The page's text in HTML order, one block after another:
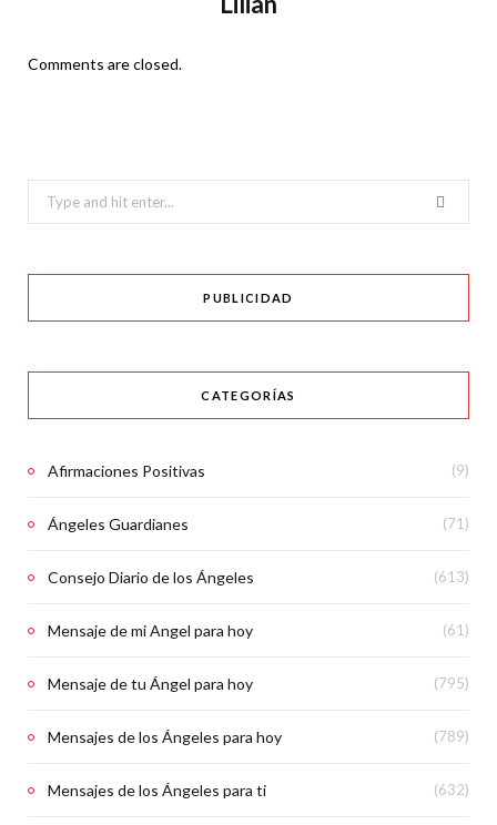
Comments are closed.
Search
for:
PUBLICIDAD
CATEGORÍAS
Afirmaciones Positivas (9)
Ángeles Guardianes (71)
Consejo Diario de los Ángeles (613)
Mensaje de mi Angel para hoy (61)
Mensaje de tu Ángel para hoy (795)
Mensajes de los Ángeles para hoy (789)
Mensajes de los Ángeles para ti (632)